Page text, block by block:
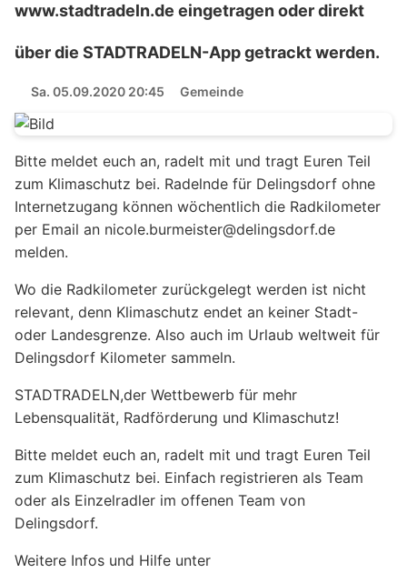
www.stadtradeln.de eingetragen oder direkt
über die STADTRADELN-App getrackt werden.
Sa. 05.09.2020 20:45 Gemeinde
Bitte meldet euch an, radelt mit und tragt Euren Teil
zum Klimaschutz bei. Radelnde für Delingsdorf ohne
Internetzugang können wöchentlich die Radkilometer
per Email an nicole.burmeister@delingsdorf.de
melden.
Wo die Radkilometer zurückgelegt werden ist nicht
relevant, denn Klimaschutz endet an keiner Stadt-
oder Landesgrenze. Also auch im Urlaub weltweit für
Delingsdorf Kilometer sammeln.
STADTRADELN,der Wettbewerb für mehr
Lebensqualität, Radförderung und Klimaschutz!
Bitte meldet euch an, radelt mit und tragt Euren Teil
zum Klimaschutz bei. Einfach registrieren als Team
oder als Einzelradler im offenen Team von
Delingsdorf.
Weitere Infos und Hilfe unter